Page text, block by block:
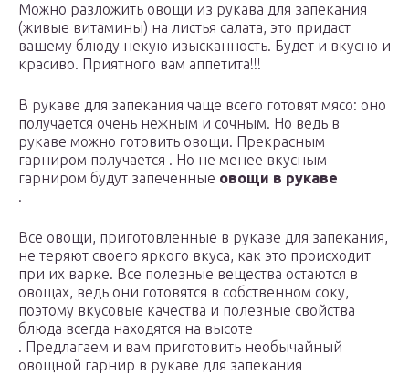
Можно разложить овощи из рукава для запекания
(живые витамины) на листья салата, это придаст
вашему блюду некую изысканность. Будет и вкусно и
красиво. Приятного вам аппетита!!!
В рукаве для запекания чаще всего готовят мясо: оно
получается очень нежным и сочным. Но ведь в
рукаве можно готовить овощи. Прекрасным
гарниром получается . Но не менее вкусным
гарниром будут запеченные овощи в рукаве
.
Все овощи, приготовленные в рукаве для запекания,
не теряют своего яркого вкуса, как это происходит
при их варке. Все полезные вещества остаются в
овощах, ведь они готовятся в собственном соку,
поэтому вкусовые качества и полезные свойства
блюда всегда находятся на высоте
. Предлагаем и вам приготовить необычайный
овощной гарнир в рукаве для запекания